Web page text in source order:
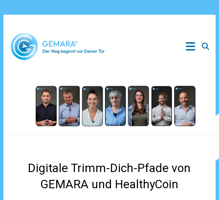
springen
GEMARA
–
Weg
beginnt
deiner
Digitale Trimm-Dich-Pfade von
GEMARA und HealthyCoin